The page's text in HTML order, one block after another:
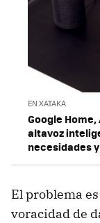
EN XATAKA
Google
altavoz
necesidades
El problema
voracidad de